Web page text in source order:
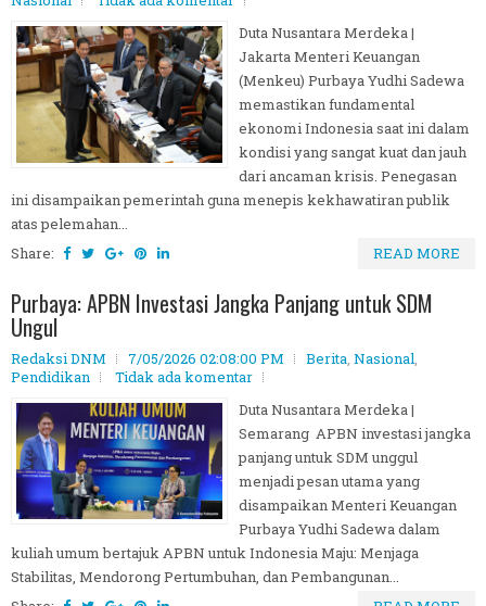
Duta Nusantara Merdeka |
Jakarta Menteri Keuangan
(Menkeu) Purbaya Yudhi Sadewa
memastikan fundamental
ekonomi Indonesia saat ini dalam
kondisi yang sangat kuat dan jauh
dari ancaman krisis. Penegasan
ini disampaikan pemerintah guna menepis kekhawatiran publik
atas pelemahan...
Share:
READ MORE
Purbaya: APBN Investasi Jangka Panjang untuk SDM
Ungul
Redaksi DNM 7/05/2026 02:08:00 PM Berita, Nasional,
Pendidikan
Tidak ada komentar
Duta Nusantara Merdeka |
Semarang APBN investasi jangka
panjang untuk SDM unggul
menjadi pesan utama yang
disampaikan Menteri Keuangan
Purbaya Yudhi Sadewa dalam
kuliah umum bertajuk APBN untuk Indonesia Maju: Menjaga
Stabilitas, Mendorong Pertumbuhan, dan Pembangunan...